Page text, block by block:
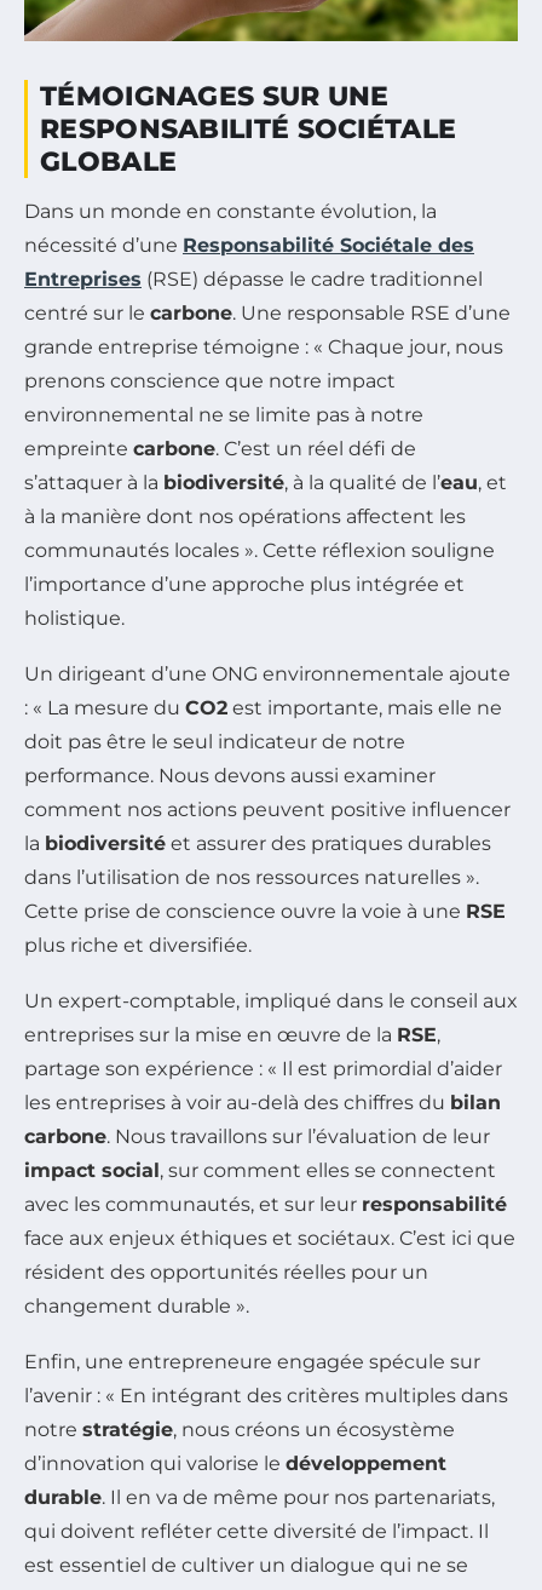
TÉMOIGNAGES SUR UNE
RESPONSABILITÉ SOCIÉTALE
GLOBALE
Dans un monde en constante évolution, la
nécessité d’une Responsabilité Sociétale des
Entreprises (RSE) dépasse le cadre traditionnel
centré sur le carbone. Une responsable RSE d’une
grande entreprise témoigne : « Chaque jour, nous
prenons conscience que notre impact
environnemental ne se limite pas à notre
empreinte carbone. C’est un réel défi de
s’attaquer à la biodiversité, à la qualité de l’eau, et
à la manière dont nos opérations affectent les
communautés locales ». Cette réflexion souligne
l’importance d’une approche plus intégrée et
holistique.
Un dirigeant d’une ONG environnementale ajoute
: « La mesure du CO2 est importante, mais elle ne
doit pas être le seul indicateur de notre
performance. Nous devons aussi examiner
comment nos actions peuvent positive influencer
la biodiversité et assurer des pratiques durables
dans l’utilisation de nos ressources naturelles ».
Cette prise de conscience ouvre la voie à une RSE
plus riche et diversifiée.
Un expert-comptable, impliqué dans le conseil aux
entreprises sur la mise en œuvre de la RSE,
partage son expérience : « Il est primordial d’aider
les entreprises à voir au-delà des chiffres du bilan
carbone. Nous travaillons sur l’évaluation de leur
impact social, sur comment elles se connectent
avec les communautés, et sur leur responsabilité
face aux enjeux éthiques et sociétaux. C’est ici que
résident des opportunités réelles pour un
changement durable ».
Enfin, une entrepreneure engagée spécule sur
l’avenir : « En intégrant des critères multiples dans
notre stratégie, nous créons un écosystème
d’innovation qui valorise le développement
durable. Il en va de même pour nos partenariats,
qui doivent refléter cette diversité de l’impact. Il
est essentiel de cultiver un dialogue qui ne se